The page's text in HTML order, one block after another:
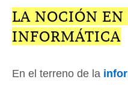
LA NOCIÓN EN
INFORMÁTICA
En el terreno de la